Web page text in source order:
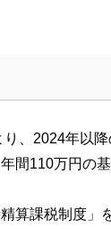
、 2024年以
間110万円の
算課税制度」